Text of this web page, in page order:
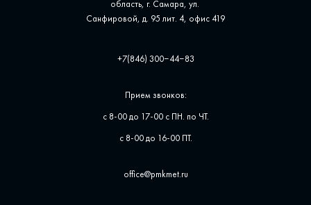
область, г. Самара, ул. ​
Санфировой, д. 95 лит. 4, офис ​419
+7(846) 300‒44‒83
Прием звонков:
с 8-00 до 17-00 с ПН. по ЧТ.
с 8-00 до 16-00 ПТ.
office@pmkmet.ru